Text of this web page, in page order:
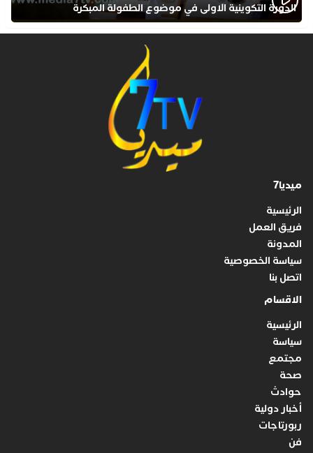
الدورة التكوينية الاولى في موضوع الطفولة المبكرة
بمركز التكوين ثانوية الحسن الثاني التأهيلية
ميديا7
الرئيسية
فريق العمل
المدونة
سياسة الخصوصية
اتصل بنا
الاقسام
الرئيسية
سياسة
مجتمع
صحة
حوادث
أخبار دولية
ربورتاجات
فن